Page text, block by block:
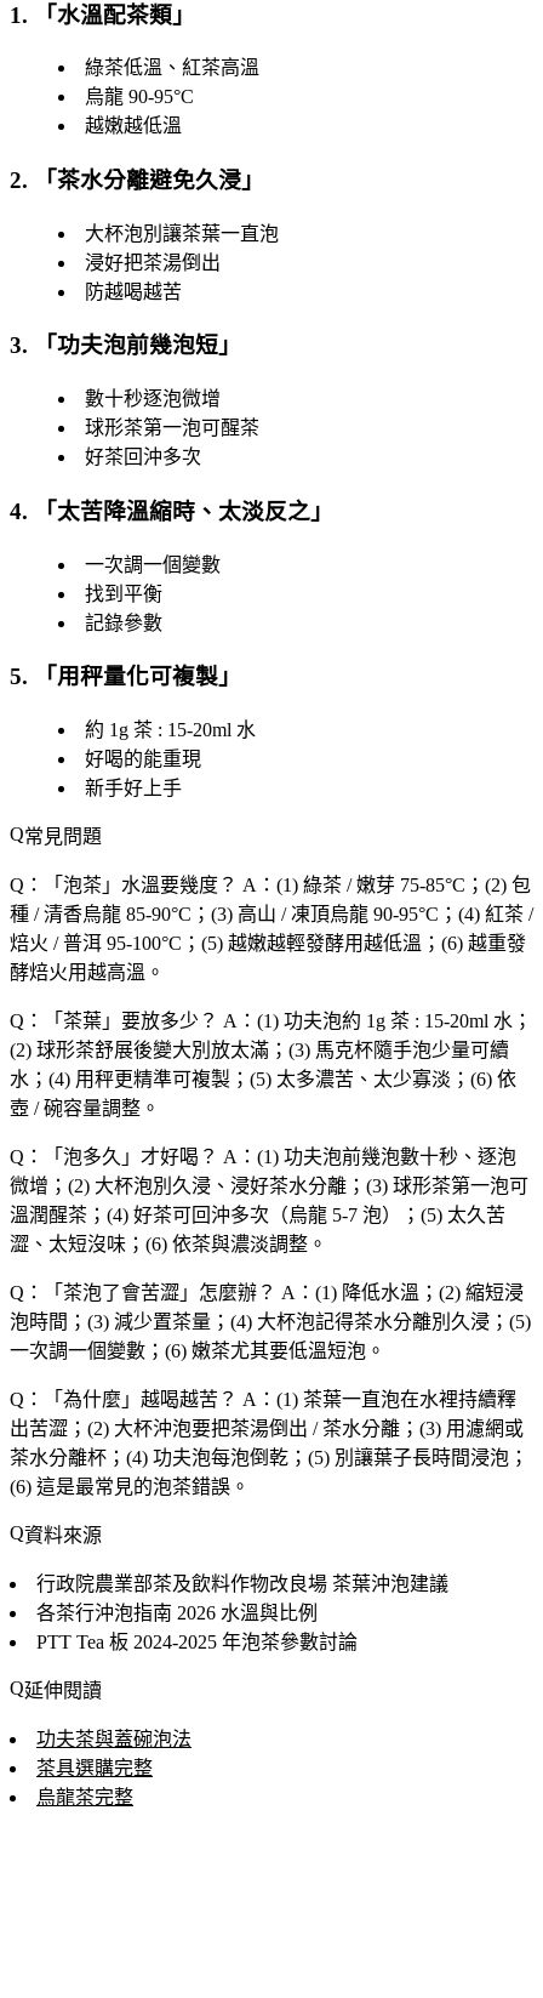
1. 「水溫配茶類 」
綠茶低溫、紅茶高溫
烏龍 90-95°C
越嫩越低溫
2. 「茶水分離避免久浸 」
大杯泡別讓茶葉一直泡
浸好把茶湯倒出
防越喝越苦
3. 「功夫泡前幾泡短 」
數十秒逐泡微增
球形茶第一泡可醒茶
好茶回沖多次
4. 「 太苦降溫縮時、太淡反之 」
一次調一個變數
找到平衡
記錄參數
5. 「用秤量化可複製 」
約 1g 茶 : 15-20ml 水
好喝的能重現
新手好上手
常見問題
Q：「 泡茶 」水溫要幾度？ A：(1) 綠茶 / 嫩芽 75-85°C；(2) 包
種 / 清香烏龍 85-90°C；(3) 高山 / 凍頂烏龍 90-95°C；(4) 紅茶 /
焙火 / 普洱 95-100°C；(5) 越嫩越輕發酵用越低溫；(6) 越重發
酵焙火用越高溫。
Q：「 茶葉 」要放多少？ A：(1) 功夫泡約 1g 茶 : 15-20ml 水；
(2) 球形茶舒展後變大別放太滿；(3) 馬克杯隨手泡少量可續
水；(4) 用秤更精準可複製；(5) 太多濃苦、太少寡淡；(6) 依
壺 / 碗容量調整。
Q：「 泡多久 」才好喝？ A：(1) 功夫泡前幾泡數十秒、逐泡
微增；(2) 大杯泡別久浸、浸好茶水分離；(3) 球形茶第一泡可
溫潤醒茶；(4) 好茶可回沖多次（烏龍 5-7 泡）；(5) 太久苦
澀、太短沒味；(6) 依茶與濃淡調整。
Q：「 茶泡了會苦澀 」怎麼辦？ A：(1) 降低水溫；(2) 縮短浸
泡時間；(3) 減少置茶量；(4) 大杯泡記得茶水分離別久浸；(5)
一次調一個變數；(6) 嫩茶尤其要低溫短泡。
Q：「 為什麼 」越喝越苦？ A：(1) 茶葉一直泡在水裡持續釋
出苦澀；(2) 大杯沖泡要把茶湯倒出 / 茶水分離；(3) 用濾網或
茶水分離杯；(4) 功夫泡每泡倒乾；(5) 別讓葉子長時間浸泡；
(6) 這是最常見的泡茶錯誤。
資料來源
行政院農業部茶及飲料作物改良場 茶葉沖泡建議
各茶行沖泡指南 2026 水溫與比例
PTT Tea 板 2024-2025 年泡茶參數討論
延伸閱讀
功夫茶與蓋碗泡法
茶具選購完整
烏龍茶完整